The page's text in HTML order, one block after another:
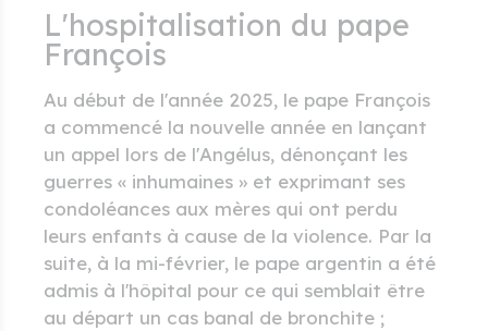
L'hospitalisation du pape
François
Au début de l'année 2025, le pape François
a commencé la nouvelle année en lançant
un appel lors de l'Angélus, dénonçant les
guerres « inhumaines » et exprimant ses
condoléances aux mères qui ont perdu
leurs enfants à cause de la violence. Par la
suite, à la mi-février, le pape argentin a été
admis à l'hôpital pour ce qui semblait être
au départ un cas banal de bronchite ;